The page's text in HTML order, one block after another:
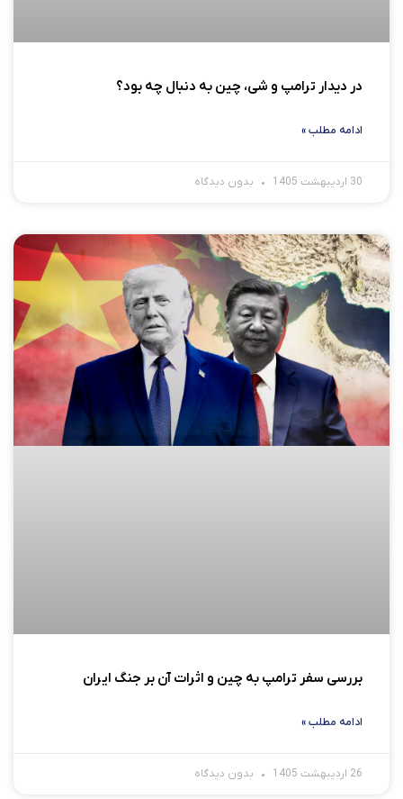
در دیدار ترامپ و شی، چین به دنبال چه بود؟
ادامه مطلب »
30 اردیبهشت 1405 بدون دیدگاه
بررسی سفر ترامپ به چین و اثرات آن بر جنگ ایران
ادامه مطلب »
26 اردیبهشت 1405 بدون دیدگاه